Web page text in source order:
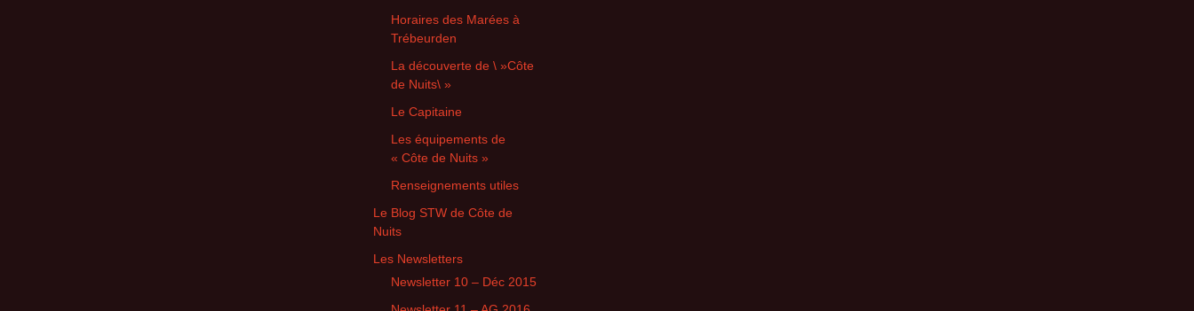
Horaires des Marées à
Trébeurden
La découverte de \ »Côte
de Nuits\ »
Le Capitaine
Les équipements de
« Côte de Nuits »
Renseignements utiles
Le Blog STW de Côte de
Nuits
Les Newsletters
Newsletter 10 – Déc 2015